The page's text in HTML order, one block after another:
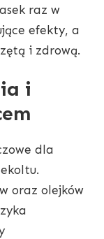
raz w
efekty, a
i zdrową.
i
dla
oraz olejków